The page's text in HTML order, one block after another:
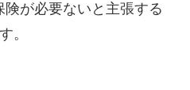
が必要ないと主張する
。